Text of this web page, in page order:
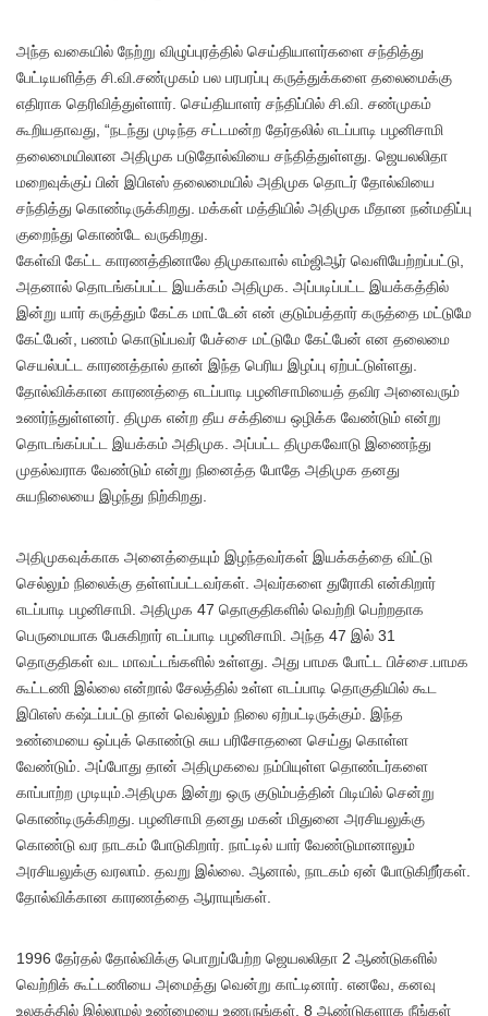
அந்த வகையில் நேற்று விழுப்புரத்தில் செய்தியாளர்களை சந்தித்து
பேட்டியளித்த சி.வி.சண்முகம் பல பரபரப்பு கருத்துக்களை தலைமைக்கு
எதிராக தெரிவித்துள்ளார். செய்தியாளர் சந்திப்பில் சி.வி. சண்முகம்
கூறியதாவது, “நடந்து முடிந்த சட்டமன்ற தேர்தலில் எடப்பாடி பழனிசாமி
தலைமையிலான அதிமுக படுதோல்வியை சந்தித்துள்ளது. ஜெயலலிதா
மறைவுக்குப் பின் இபிஎஸ் தலைமையில் அதிமுக தொடர் தோல்வியை
சந்தித்து கொண்டிருக்கிறது. மக்கள் மத்தியில் அதிமுக மீதான நன்மதிப்பு
குறைந்து கொண்டே வருகிறது.
கேள்வி கேட்ட காரணத்தினாலே திமுகாவால் எம்ஜிஆர் வெளியேற்றப்பட்டு,
அதனால் தொடங்கப்பட்ட இயக்கம் அதிமுக. அப்படிப்பட்ட இயக்கத்தில்
இன்று யார் கருத்தும் கேட்க மாட்டேன் என் குடும்பத்தார் கருத்தை மட்டுமே
கேட்பேன், பணம் கொடுப்பவர் பேச்சை மட்டுமே கேட்பேன் என தலைமை
செயல்பட்ட காரணத்தால் தான் இந்த பெரிய இழப்பு ஏற்பட்டுள்ளது.
தோல்விக்கான காரணத்தை எடப்பாடி பழனிசாமியைத் தவிர அனைவரும்
உணர்ந்துள்ளனர். திமுக என்ற தீய சக்தியை ஒழிக்க வேண்டும் என்று
தொடங்கப்பட்ட இயக்கம் அதிமுக. அப்பட்ட திமுகவோடு இணைந்து
முதல்வராக வேண்டும் என்று நினைத்த போதே அதிமுக தனது
சுயநிலையை இழந்து நிற்கிறது.
அதிமுகவுக்காக அனைத்தையும் இழந்தவர்கள் இயக்கத்தை விட்டு
செல்லும் நிலைக்கு தள்ளப்பட்டவர்கள். அவர்களை துரோகி என்கிறார்
எடப்பாடி பழனிசாமி. அதிமுக 47 தொகுதிகளில் வெற்றி பெற்றதாக
பெருமையாக பேசுகிறார் எடப்பாடி பழனிசாமி. அந்த 47 இல் 31
தொகுதிகள் வட மாவட்டங்களில் உள்ளது. அது பாமக போட்ட பிச்சை.பாமக
கூட்டணி இல்லை என்றால் சேலத்தில் உள்ள எடப்பாடி தொகுதியில் கூட
இபிஎஸ் கஷ்டப்பட்டு தான் வெல்லும் நிலை ஏற்பட்டிருக்கும். இந்த
உண்மையை ஒப்புக் கொண்டு சுய பரிசோதனை செய்து கொள்ள
வேண்டும். அப்போது தான் அதிமுகவை நம்பியுள்ள தொண்டர்களை
காப்பாற்ற முடியும்.அதிமுக இன்று ஒரு குடும்பத்தின் பிடியில் சென்று
கொண்டிருக்கிறது. பழனிசாமி தனது மகன் மிதுனை அரசியலுக்கு
கொண்டு வர நாடகம் போடுகிறார். நாட்டில் யார் வேண்டுமானாலும்
அரசியலுக்கு வரலாம். தவறு இல்லை. ஆனால், நாடகம் ஏன் போடுகிறீர்கள்.
தோல்விக்கான காரணத்தை ஆராயுங்கள்.
1996 தேர்தல் தோல்விக்கு பொறுப்பேற்ற ஜெயலலிதா 2 ஆண்டுகளில்
வெற்றிக் கூட்டணியை அமைத்து வென்று காட்டினார். எனவே, கனவு
உலகத்தில் இல்லாமல் உண்மையை உணருங்கள். 8 ஆண்டுகளாக நீங்கள்